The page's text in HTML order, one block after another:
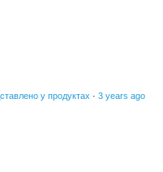
у продуктах · 3 years ago